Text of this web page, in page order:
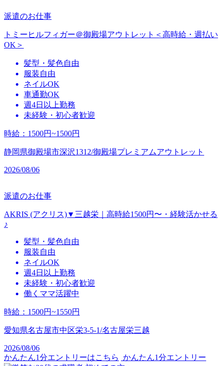
派遣のお仕事
トミーヒルフィガー＠御殿場アウトレット＜高時給・週払い
OK＞
髪型・髪色自由
服装自由
ネイルOK
車通勤OK
週4日以上勤務
未経験・初心者歓迎
時給 ： 1500円~1500円
静岡県御殿場市深沢1312/御殿場プレミアムアウトレット
2026/08/06
派遣のお仕事
AKRIS (アクリス)▼三越栄｜高時給1500円〜・経験活かせる
♪
髪型・髪色自由
服装自由
ネイルOK
週4日以上勤務
未経験・初心者歓迎
働くママ活躍中
時給 ： 1500円~1550円
愛知県名古屋市中区栄3-5-1/名古屋栄三越
2026/08/06
かんたん1分エントリーはこちら かんたん1分エントリー